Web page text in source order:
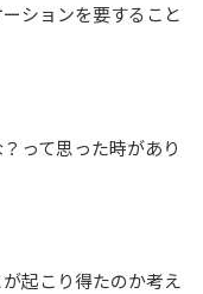
ションを要すること
って思った時があり
起こり得たのか考え